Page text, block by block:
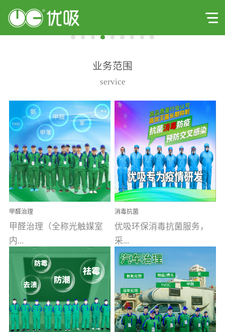
业务范围
service
甲醛治理
甲醛治理（全称光触媒室
内...
空气污染净化治理）工业
文明的进步，创造了多姿
多彩的家居产品和生活情
调，但也带来了以甲醛为
消毒抗菌
优吸环保消毒抗菌服务，
采...
用行业公认奥维牌消毒
液，具备杀死人体冠状病
毒的功效，杀菌率
99.99%。相对于传统消毒